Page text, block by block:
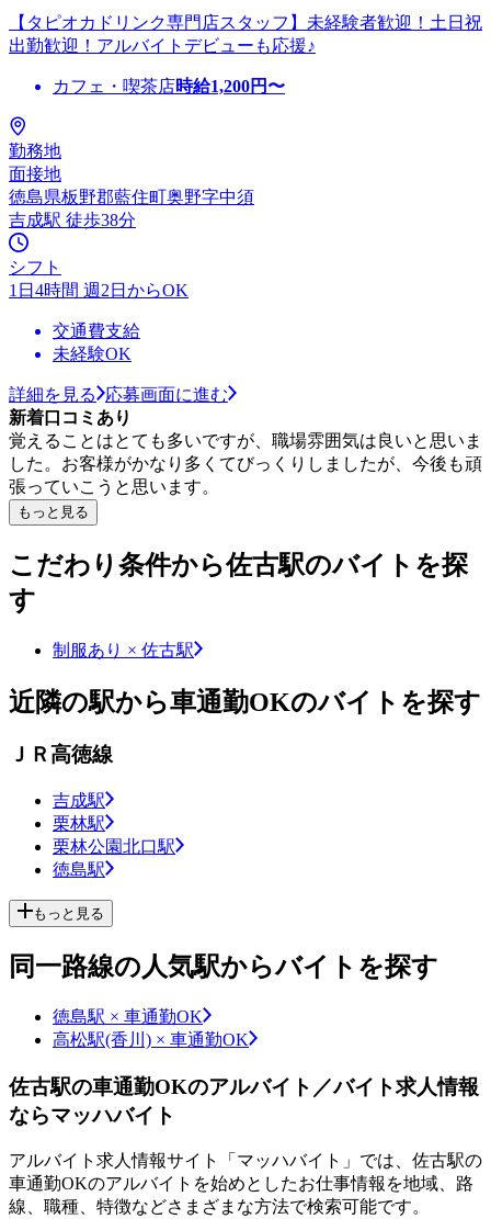
【タピオカドリンク専門店スタッフ】未経験者歓迎！土日祝
出勤歓迎！アルバイトデビューも応援♪
カフェ・喫茶店時給1,200円〜
勤務地
面接地
徳島県板野郡藍住町奥野字中須
吉成駅 徒歩38分
シフト
1日4時間 週2日からOK
交通費支給
未経験OK
詳細を見る
応募画面に進む
新着口コミあり
覚えることはとても多いですが、職場雰囲気は良いと思いま
した。お客様がかなり多くてびっくりしましたが、今後も頑
張っていこうと思います。
もっと見る
こだわり条件から佐古駅のバイトを探
す
制服あり × 佐古駅
近隣の駅から車通勤OKのバイトを探す
ＪＲ高徳線
吉成駅
栗林駅
栗林公園北口駅
徳島駅
もっと見る
同一路線の人気駅からバイトを探す
徳島駅 × 車通勤OK
高松駅(香川) × 車通勤OK
佐古駅の車通勤OKのアルバイト／バイト求人情報
ならマッハバイト
アルバイト求人情報サイト「マッハバイト」では、佐古駅の
車通勤OKのアルバイトを始めとしたお仕事情報を地域、路
線、職種、特徴などさまざまな方法で検索可能です。